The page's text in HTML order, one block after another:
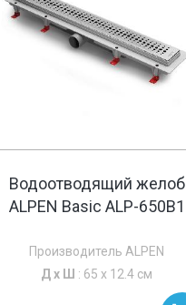
Водоотводящий желоб
ALPEN Basic ALP-650B1
Производитель ALPEN
Д х Ш : 65 x 12.4 см